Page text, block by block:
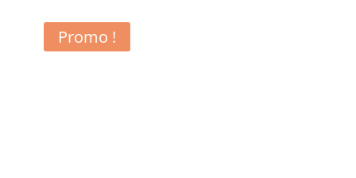
Promo !